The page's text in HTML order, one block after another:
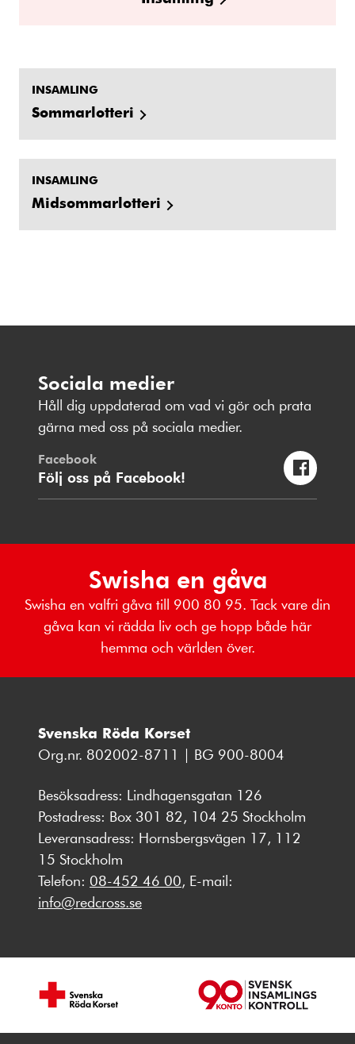
INSAMLING
Sommarlotteri
INSAMLING
Midsommarlotteri
Sociala medier
Håll dig uppdaterad om vad vi gör och prata
gärna med oss på sociala medier.
Facebook
Följ oss på Facebook!
Swisha en gåva
Swisha en valfri gåva till 900 80 95. Tack vare din
gåva kan vi rädda liv och ge hopp både här
hemma och världen över.
Svenska Röda Korset
Org.nr. 802002-8711 | BG 900-8004
Besöksadress: Lindhagensgatan 126
Postadress: Box 301 82, 104 25 Stockholm
Leveransadress: Hornsbergsvägen 17, 112
15 Stockholm
Telefon: 08-452 46 00, E-mail:
info@redcross.se